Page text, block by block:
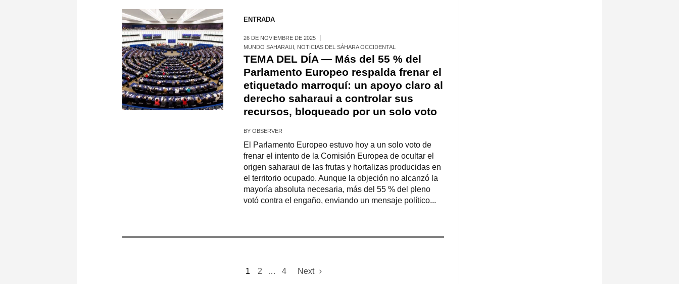
ENTRADA
26 DE NOVIEMBRE DE 2025
MUNDO SAHARAUI
NOTICIAS DEL SÁHARA OCCIDENTAL
TEMA DEL DÍA — Más del 55 % del
Parlamento Europeo respalda frenar el
etiquetado marroquí: un apoyo claro al
derecho saharaui a controlar sus
recursos, bloqueado por un solo voto
BY OBSERVER
El Parlamento Europeo estuvo hoy a un solo voto de
frenar el intento de la Comisión Europea de ocultar el
origen saharaui de las frutas y hortalizas producidas en
el territorio ocupado. Aunque la objeción no alcanzó la
mayoría absoluta necesaria, más del 55 % del pleno
votó contra el engaño, enviando un mensaje político...
1 2 … 4 Next